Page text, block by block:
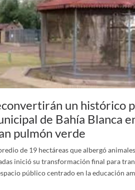
un histórico
de Bahía Blanca
pulmón verde
de 19 hectáreas que albergó
inició su transformación final para
público centrado en la educación